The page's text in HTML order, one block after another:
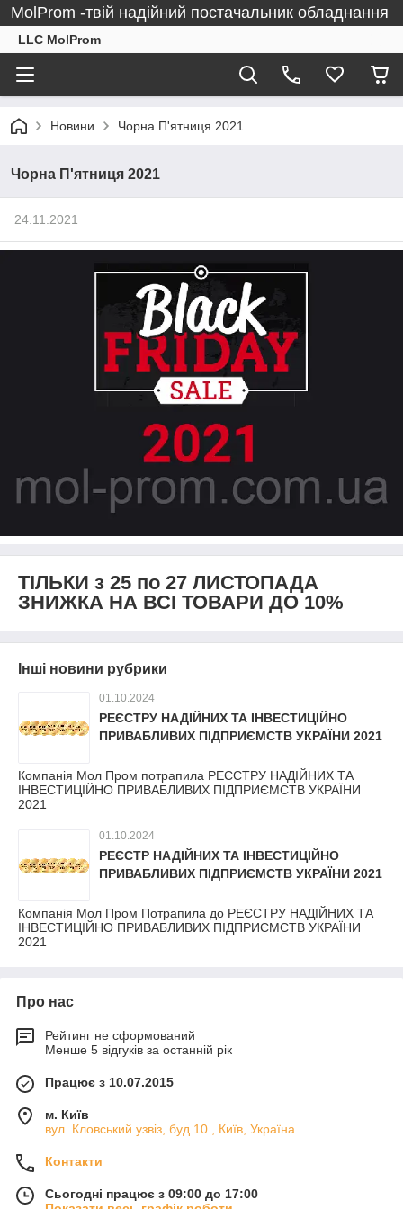
MolProm -твій надійний постачальник обладнання
LLC MolProm
Новини Чорна П'ятниця 2021
Чорна П'ятниця 2021
24.11.2021
ТІЛЬКИ з 25 по 27 ЛИСТОПАДА
ЗНИЖКА НА ВСІ ТОВАРИ ДО 10%
Інші новини рубрики
01.10.2024
РЕЄСТРУ НАДІЙНИХ ТА ІНВЕСТИЦІЙНО
ПРИВАБЛИВИХ ПІДПРИЄМСТВ УКРАЇНИ 2021
Компанія Мол Пром потрапила РЕЄСТРУ НАДІЙНИХ ТА
ІНВЕСТИЦІЙНО ПРИВАБЛИВИХ ПІДПРИЄМСТВ УКРАЇНИ
2021
01.10.2024
РЕЄСТР НАДІЙНИХ ТА ІНВЕСТИЦІЙНО
ПРИВАБЛИВИХ ПІДПРИЄМСТВ УКРАЇНИ 2021
Компанія Мол Пром Потрапила до РЕЄСТРУ НАДІЙНИХ ТА
ІНВЕСТИЦІЙНО ПРИВАБЛИВИХ ПІДПРИЄМСТВ УКРАЇНИ
2021
Про нас
Рейтинг не сформований
Менше 5 відгуків за останній рік
Працює з 10.07.2015
м. Київ
вул. Кловський узвіз, буд 10., Київ, Україна
Контакти
Сьогодні працює з 09:00 до 17:00